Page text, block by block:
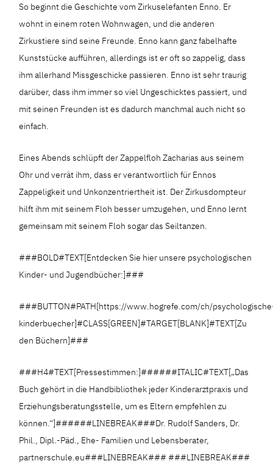
So beginnt die Geschichte vom Zirkuselefanten Enno. Er
wohnt in einem roten Wohnwagen, und die anderen
Zirkustiere sind seine Freunde. Enno kann ganz fabelhafte
Kunststücke aufführen, allerdings ist er oft so zappelig, dass
ihm allerhand Missgeschicke passieren. Enno ist sehr traurig
darüber, dass ihm immer so viel Ungeschicktes passiert, und
mit seinen Freunden ist es dadurch manchmal auch nicht so
einfach.
Eines Abends schlüpft der Zappelfloh Zacharias aus seinem
Ohr und verrät ihm, dass er verantwortlich für Ennos
Zappeligkeit und Unkonzentriertheit ist. Der Zirkusdompteur
hilft ihm mit seinem Floh besser umzugehen, und Enno lernt
gemeinsam mit seinem Floh sogar das Seiltanzen.
###BOLD#TEXT[Entdecken Sie hier unsere psychologischen
Kinder- und Jugendbücher:]###
###BUTTON#PATH[https://www.hogrefe.com/ch/
kinderbuecher]#CLASS[GREEN]#TARGET[BLANK]#TEXT[Zu
den Büchern]###
###H4#TEXT[Pressestimmen:]######ITALIC#TEXT[„Das
Buch gehört in die Handbibliothek jeder Kinderarztpraxis und
Erziehungsberatungsstelle, um es Eltern empfehlen zu
können.“]######LINEBREAK###Dr. Rudolf Sanders, Dr.
Phil., Dipl.-Päd., Ehe- Familien und Lebensberater,
partnerschule.eu###LINEBREAK### ###LINEBREAK###